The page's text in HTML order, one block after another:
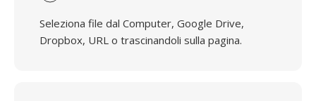
Seleziona file dal Computer, Google Drive,
Dropbox, URL o trascinandoli sulla pagina.